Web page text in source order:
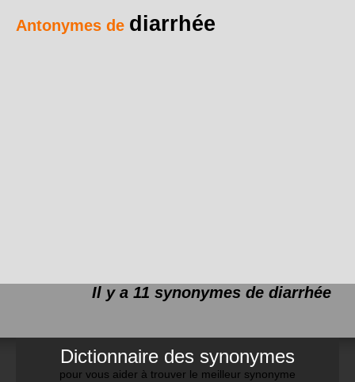
Antonymes de diarrhée
Il y a 11 synonymes de diarrhée
Dictionnaire des synonymes
pour vous aider à trouver le meilleur synonyme